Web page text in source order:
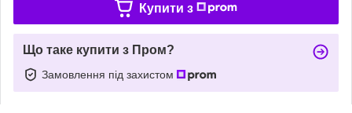
Купити з
Що таке купити з Пром?
Замовлення під захистом